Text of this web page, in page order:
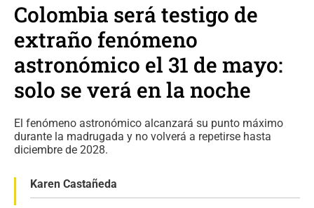
Colombia será testigo de
extraño fenómeno
astronómico el 31 de mayo:
solo se verá en la noche
El fenómeno astronómico alcanzará su punto máximo
durante la madrugada y no volverá a repetirse hasta
diciembre de 2028.
Karen Castañeda